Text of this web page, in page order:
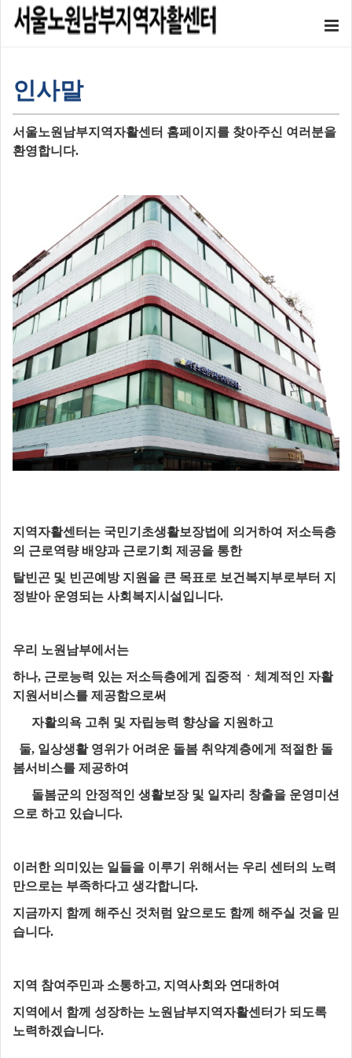
인사말
서울노원남부지역자활센터 홈페이지를 찾아주신 여러분을
환영합니다.
지역자활센터는 국민기초생활보장법에 의거하여 저소득층
의 근로역량 배양과 근로기회 제공을 통한
탈빈곤 및 빈곤예방 지원을 큰 목표로 보건복지부로부터 지
정받아 운영되는 사회복지시설입니다.
우리 노원남부에서는
하나, 근로능력 있는 저소득층에게 집중적ㆍ체계적인 자활
지원서비스를 제공함으로써
자활의욕 고취 및 자립능력 향상을 지원하고
둘, 일상생활 영위가 어려운 돌봄 취약계층에게 적절한 돌
봄서비스를 제공하여
돌봄군의 안정적인 생활보장 및 일자리 창출을 운영미션
으로 하고 있습니다.
이러한 의미있는 일들을 이루기 위해서는 우리 센터의 노력
만으로는 부족하다고 생각합니다.
지금까지 함께 해주신 것처럼 앞으로도 함께 해주실 것을 믿
습니다.
지역 참여주민과 소통하고, 지역사회와 연대하여
지역에서 함께 성장하는 노원남부지역자활센터가 되도록
노력하겠습니다.